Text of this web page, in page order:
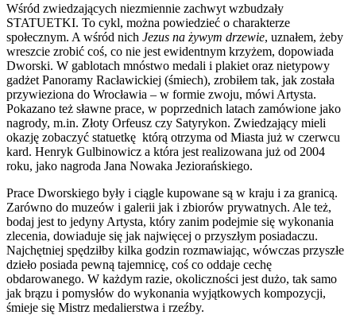
Wśród zwiedzających niezmiennie zachwyt wzbudzały
STATUETKI. To cykl, można powiedzieć o charakterze
społecznym. A wśród nich Jezus na żywym drzewie, uznałem, żeby
wreszcie zrobić coś, co nie jest ewidentnym krzyżem, dopowiada
Dworski. W gablotach mnóstwo medali i plakiet oraz nietypowy
gadżet Panoramy Racławickiej (śmiech), zrobiłem tak, jak została
przywieziona do Wrocławia – w formie zwoju, mówi Artysta.
Pokazano też sławne prace, w poprzednich latach zamówione jako
nagrody, m.in. Złoty Orfeusz czy Satyrykon. Zwiedzający mieli
okazję zobaczyć statuetkę którą otrzyma od Miasta już w czerwcu
kard. Henryk Gulbinowicz a która jest realizowana już od 2004
roku, jako nagroda Jana Nowaka Jeziorańskiego.
Prace Dworskiego były i ciągle kupowane są w kraju i za granicą.
Zarówno do muzeów i galerii jak i zbiorów prywatnych. Ale też,
bodaj jest to jedyny Artysta, który zanim podejmie się wykonania
zlecenia, dowiaduje się jak najwięcej o przyszłym posiadaczu.
Najchętniej spędziłby kilka godzin rozmawiając, wówczas przyszłe
dzieło posiada pewną tajemnicę, coś co oddaje cechę
obdarowanego. W każdym razie, okoliczności jest dużo, tak samo
jak brązu i pomysłów do wykonania wyjątkowych kompozycji,
śmieje się Mistrz medalierstwa i rzeźby.